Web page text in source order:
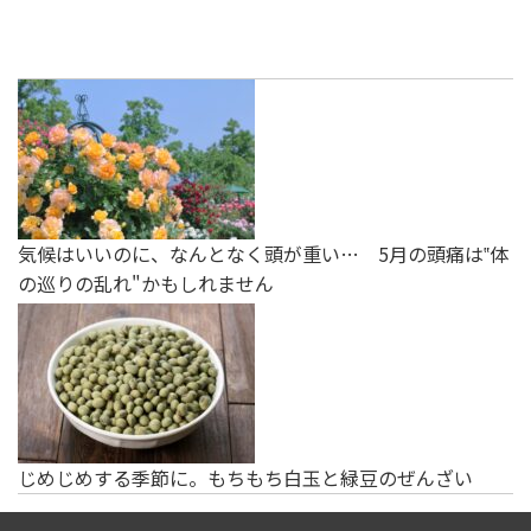
気候はいいのに、なんとなく頭が重い… 5月の頭痛は‟体
の巡りの乱れ"かもしれません
じめじめする季節に。もちもち白玉と緑豆のぜんざい